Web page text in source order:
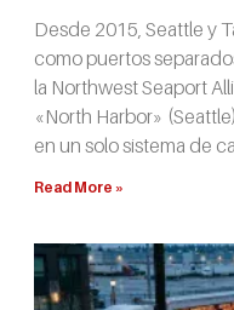
Desde 2015, Seattle y
como puertos
la Northwest Seaport
«North Harbor»
en un solo sistema de
Read More »